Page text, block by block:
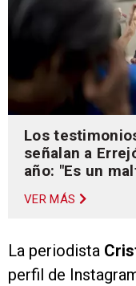
Los
señalan a
año: "Es un
VER MÁS
La periodista
perfil de